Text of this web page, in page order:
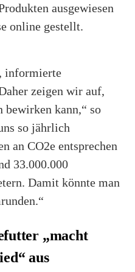
ausgewiesen
online gestellt.
informierte
zeigen wir auf,
bewirken kann,“ so
so jährlich
an CO2e entsprechen
33.000.000
Damit könnte man
„macht
aus